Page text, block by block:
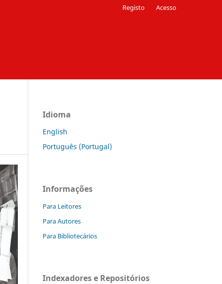
Registo Acesso
Idioma
English
Português (Portugal)
Informações
Para Leitores
Para Autores
Para Bibliotecários
Indexadores e Repositórios